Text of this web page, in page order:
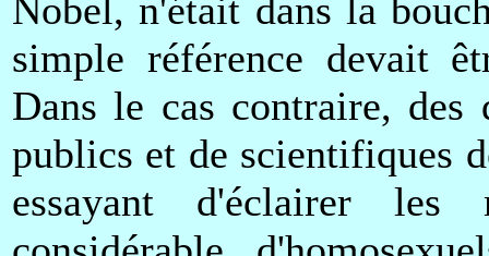
Nobel, n'était dans la
simple référence devait
Dans le cas contraire,
publics et de scientifiques
essayant d'éclairer les